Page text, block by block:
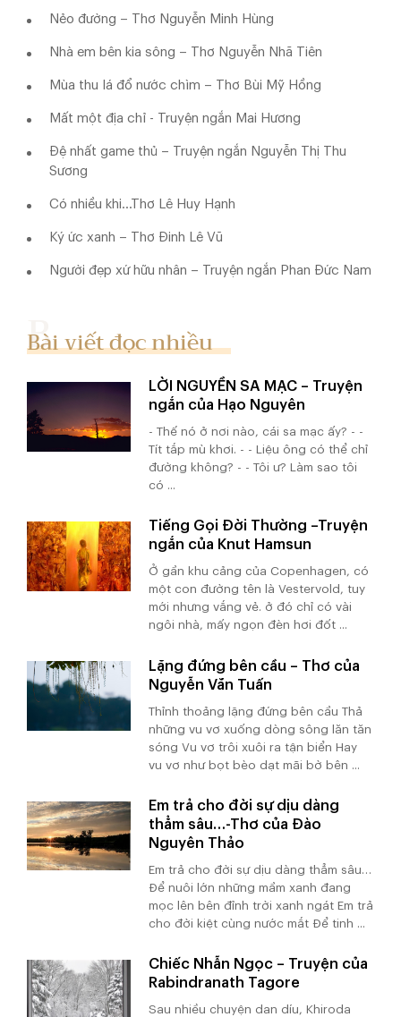
Nẻo đường – Thơ Nguyễn Minh Hùng
Nhà em bên kia sông – Thơ Nguyễn Nhã Tiên
Mùa thu lá đổ nước chìm – Thơ Bùi Mỹ Hồng
Mất một địa chỉ - Truyện ngắn Mai Hương
Đệ nhất game thủ – Truyện ngắn Nguyễn Thị Thu
Sương
Có nhiều khi…Thơ Lê Huy Hạnh
Ký ức xanh – Thơ Đinh Lê Vũ
Người đẹp xứ hữu nhân – Truyện ngắn Phan Đức Nam
Bài viết đọc nhiều
LỜI NGUYỀN SA MẠC – Truyện
ngắn của Hạo Nguyên
- Thế nó ở nơi nào, cái sa mạc ấy? - -
Tít tắp mù khơi. - - Liệu ông có thể chỉ
đường không? - - Tôi ư? Làm sao tôi
có ...
Tiếng Gọi Đời Thường –Truyện
ngắn của Knut Hamsun
Ở gần khu cảng của Copenhagen, có
một con đường tên là Vestervold, tuy
mới nhưng vắng vẻ. ở đó chỉ có vài
ngôi nhà, mấy ngọn đèn hơi đốt ...
Lặng đứng bên cầu – Thơ của
Nguyễn Văn Tuấn
Thỉnh thoảng lặng đứng bên cầu Thả
những vu vơ xuống dòng sông lăn tăn
sóng Vu vơ trôi xuôi ra tận biển Hay
vu vơ như bọt bèo dạt mãi bờ bên ...
Em trả cho đời sự dịu dàng
thẳm sâu…-Thơ của Đào
Nguyên Thảo
Em trả cho đời sự dịu dàng thẳm sâu…
Để nuôi lớn những mầm xanh đang
mọc lên bên đỉnh trời xanh ngát Em trả
cho đời kiệt cùng nước mắt Để tinh ...
Chiếc Nhẫn Ngọc – Truyện của
Rabindranath Tagore
Sau nhiều chuyện dan díu, Khiroda